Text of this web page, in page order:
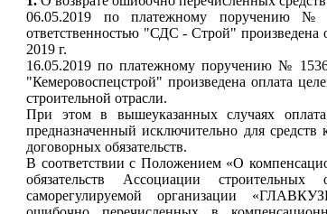
06.05.2019 по платежному поручению
ответственностью "СДС - Строй" произведена
2019 г.
16.05.2019 по платежному поручению №
"Кемеровоспецстрой" произведена оплата
строительной отрасли.
При этом в вышеуказанных случаях
предназначенный исключительно для
договорных обязательств.
В соответствии с Положением «О
обязательств Ассоциации строительных
саморегулируемой организации